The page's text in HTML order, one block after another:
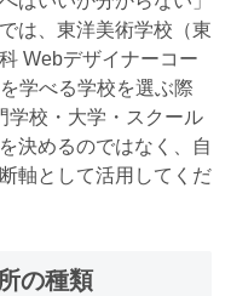
は、東洋美術学校（東
Webデザイナーコー
学べる学校を選ぶ際
学校・大学・スクール
決めるのではなく、自
軸として活用してくだ
の種類